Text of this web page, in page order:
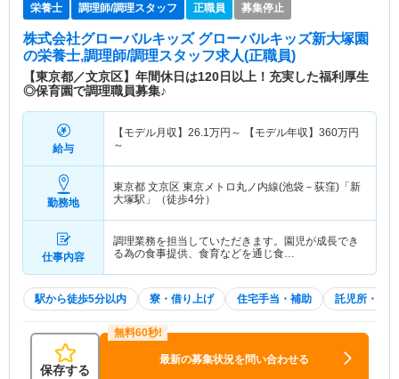
栄養士 調理師/調理スタッフ 正職員 募集停止
株式会社グローバルキッズ グローバルキッズ新大塚園
の栄養士,調理師/調理スタッフ求人(正職員)
【東京都／文京区】年間休日は120日以上！充実した福利厚生
◎保育園で調理職員募集♪
給与
【モデル月収】 26.1万円～ 【モデル年収】 360万円
～
勤務地
東京都 文京区 東京メトロ丸ノ内線(池袋－荻窪)「新
大塚駅」（徒歩4分）
仕事内容
調理業務を担当していただきます。園児が成長でき
る為の食事提供、食育などを通じ食…
駅から徒歩5分以内 寮・借り上げ 住宅手当・補助 託児所・育
保存する
最新の募集状況を問い合わせる